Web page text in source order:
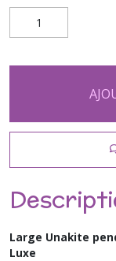
Large Unakite
Luxe